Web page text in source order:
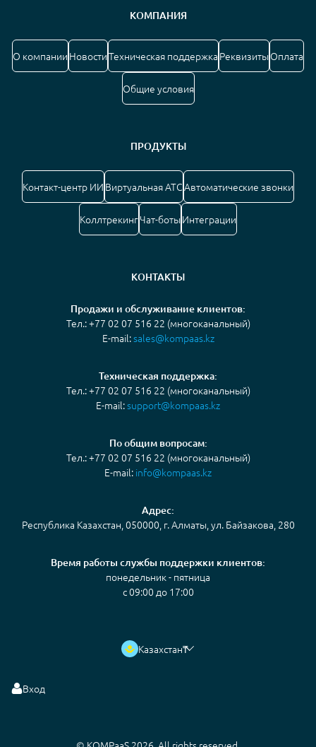
КОМПАНИЯ
О компании НовостиТехническая поддержка Реквизиты Оплата
Общие условия
ПРОДУКТЫ
Контакт-центр ИИ Виртуальная АТСАвтоматические звонки
КоллтрекингЧат-боты Интеграции
КОНТАКТЫ
Продажи и обслуживание клиентов:
Тел.: +77 02 07 516 22 (многоканальный)
E-mail:sales@kompaas.kz
Техническая поддержка:
Тел.: +77 02 07 516 22 (многоканальный)
E-mail:support@kompaas.kz
По общим вопросам:
Тел.: +77 02 07 516 22 (многоканальный)
E-mail: info@kompaas.kz
Адрес:
Республика Казахстан, 050000, г. Алматы, ул. Байзакова, 280
Время работы службы поддержки клиентов:
понедельник - пятница
с 09:00 до 17:00
Казахстан₸
Вход